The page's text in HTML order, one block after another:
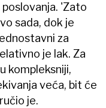
'Zato
sada, dok je
za
je lak. Za
kompleksniji,
veća, bit će
je.